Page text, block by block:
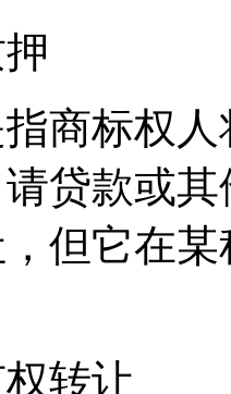
商标权
贷款或
但它在
转让